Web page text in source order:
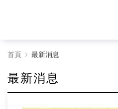
最
新
消
首頁 最新消息
最新消息